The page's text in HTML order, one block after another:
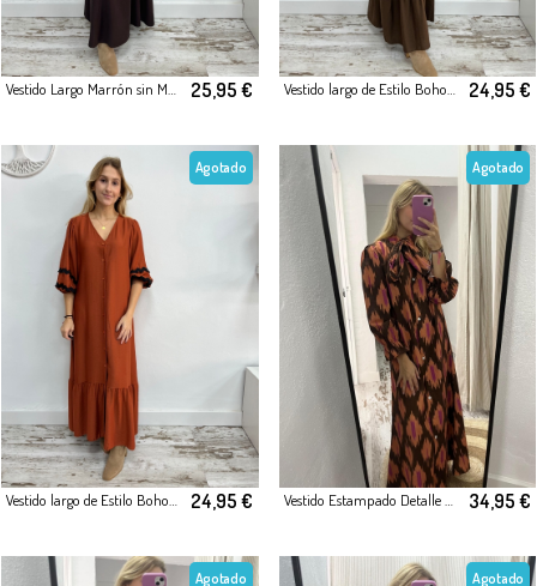
25,95 € 24,95 €
Agotado
Vestido largo de Estilo Boho en Color Teja 24,95 €
Agotado
Vestido Estampado Detalle Cuello 34,95 €
Agotado Agotado